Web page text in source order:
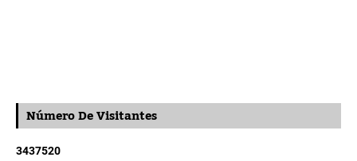
Número De Visitantes
3437520